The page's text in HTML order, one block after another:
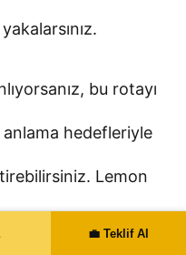
bu rotayı
hedefleriyle
Lemon
💼 Teklif Al